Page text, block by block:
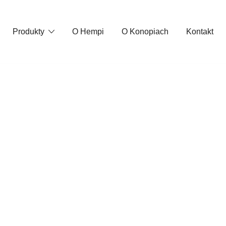
Produkty O Hempi O Konopiach Kontakt